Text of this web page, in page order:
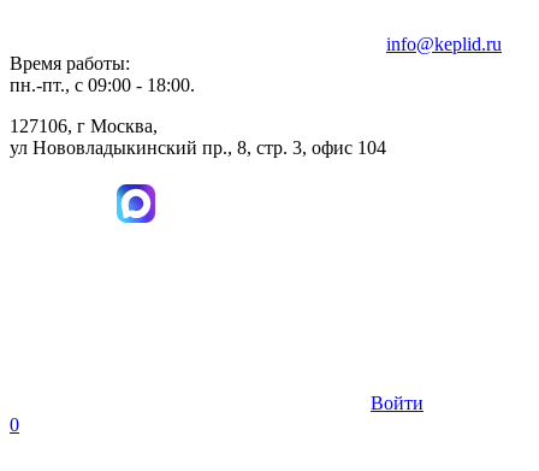
Время работы:
пн.-пт., с 09:00 - 18:00.
127106, г Москва,
ул Нововладыкинский пр., 8, стр. 3, офис 104
info@keplid.ru
Войти
0